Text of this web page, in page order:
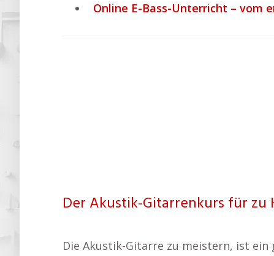
Online E-Bass-Unterricht – vom
Der Akustik-Gitarrenkurs für
Die Akustik-Gitarre zu meistern, ist